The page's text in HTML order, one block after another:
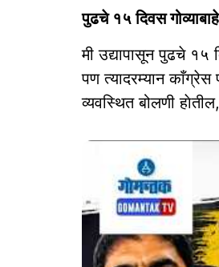
पुढचे १५ दिवस
मी उद्यापासून पुढचे १५
पण त्यादरम्यान काँग्रेस
व्यवस्थित बोलणी